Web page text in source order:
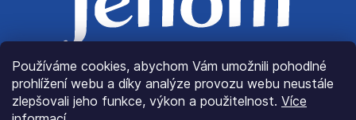
Používáme cookies, abychom Vám umožnili pohodlné
prohlížení webu a díky analýze provozu webu neustále
zlepšovali jeho funkce, výkon a použitelnost. Více